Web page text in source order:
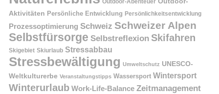
Outdoor-Abenteuer
Aktivitäten Persönliche Entwicklung Persönlichkeitsentwicklung
Prozessoptimierung Schweiz Schweizer Alpen
Selbstfürsorge Selbstreflexion Skifahren
Skigebiet Skiurlaub Stressabbau
Stressbewältigung Umweltschutz UNESCO-
Weltkulturerbe Veranstaltungstipps Wassersport Wintersport
Winterurlaub Work-Life-Balance Zeitmanagement